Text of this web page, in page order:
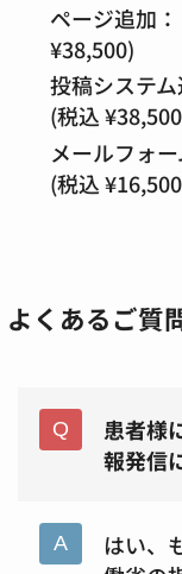
ページ追加：
¥38,500)
投稿システム
(税込
メールフォー
(税込
よくあるご質
患者様
報発信
はい、